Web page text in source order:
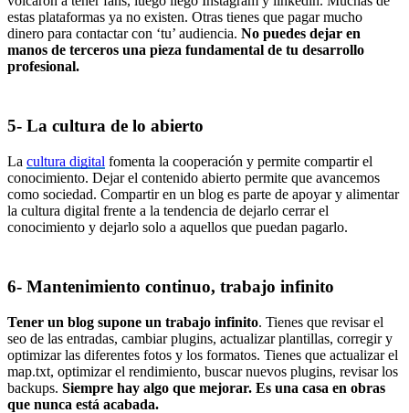
estas plataformas ya no existen. Otras tienes que pagar mucho
dinero para contactar con ‘tu’ audiencia. No puedes dejar en
manos de terceros una pieza fundamental de tu desarrollo
profesional.
5- La cultura de lo abierto
La cultura digital fomenta la cooperación y permite compartir el
conocimiento. Dejar el contenido abierto permite que avancemos
como sociedad. Compartir en un blog es parte de apoyar y alimentar
la cultura digital frente a la tendencia de dejarlo cerrar el
conocimiento y dejarlo solo a aquellos que puedan pagarlo.
6- Mantenimiento continuo, trabajo infinito
Tener un blog supone un trabajo infinito. Tienes que revisar el
seo de las entradas, cambiar plugins, actualizar plantillas, corregir y
optimizar las diferentes fotos y los formatos. Tienes que actualizar el
map.txt, optimizar el rendimiento, buscar nuevos plugins, revisar los
backups. Siempre hay algo que mejorar. Es una casa en obras
que nunca está acabada.